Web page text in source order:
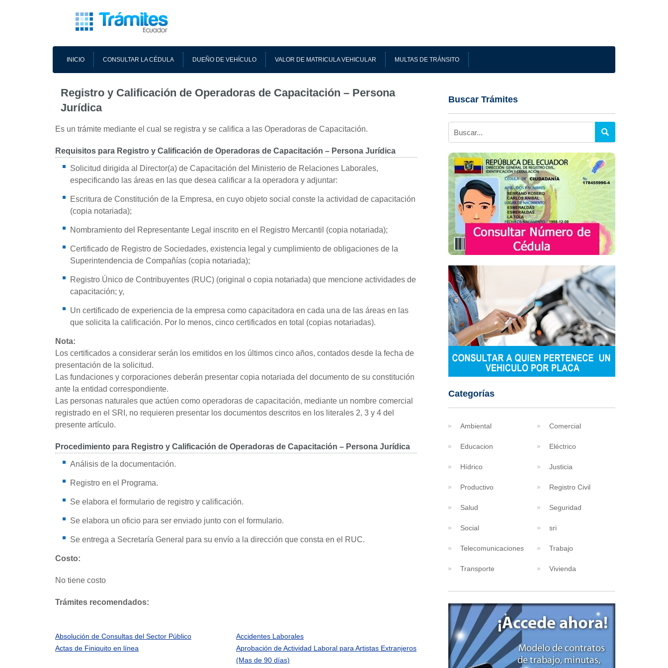
INICIO CONSULTAR LA CÉDULA DUEÑO DE VEHÍCULO VALOR DE MATRICULA VEHICULAR MULTAS DE TRÁNSITO
Registro y Calificación de Operadoras de Capacitación – Persona
Jurídica
Es un trámite mediante el cual se registra y se califica a las Operadoras de Capacitación.
Requisitos para Registro y Calificación de Operadoras de Capacitación – Persona Jurídica
Solicitud dirigida al Director(a) de Capacitación del Ministerio de Relaciones Laborales,
especificando las áreas en las que desea calificar a la operadora y adjuntar:
Escritura de Constitución de la Empresa, en cuyo objeto social conste la actividad de capacitación
(copia notariada);
Nombramiento del Representante Legal inscrito en el Registro Mercantil (copia notariada);
Certificado de Registro de Sociedades, existencia legal y cumplimiento de obligaciones de la
Superintendencia de Compañías (copia notariada);
Registro Único de Contribuyentes (RUC) (original o copia notariada) que mencione actividades de
capacitación; y,
Un certificado de experiencia de la empresa como capacitadora en cada una de las áreas en las
que solicita la calificación. Por lo menos, cinco certificados en total (copias notariadas).
Nota:
Los certificados a considerar serán los emitidos en los últimos cinco años, contados desde la fecha de
presentación de la solicitud.
Las fundaciones y corporaciones deberán presentar copia notariada del documento de su constitución
ante la entidad correspondiente.
Las personas naturales que actúen como operadoras de capacitación, mediante un nombre comercial
registrado en el SRI, no requieren presentar los documentos descritos en los literales 2, 3 y 4 del
presente artículo.
Procedimiento para Registro y Calificación de Operadoras de Capacitación – Persona Jurídica
Análisis de la documentación.
Registro en el Programa.
Se elabora el formulario de registro y calificación.
Se elabora un oficio para ser enviado junto con el formulario.
Se entrega a Secretaría General para su envío a la dirección que consta en el RUC.
Costo:
No tiene costo
Trámites recomendados:
Absolución de Consultas del Sector Público
Accidentes Laborales
Actas de Finiquito en línea
Aprobación de Actividad Laboral para Artistas Extranjeros
(Mas de 90 días)
Buscar Trámites
Categorías
Ambiental Comercial
Educacion Eléctrico
Hídrico Justicia
Productivo Registro Civil
Salud Seguridad
Social sri
Telecomunicaciones Trabajo
Transporte Vivienda